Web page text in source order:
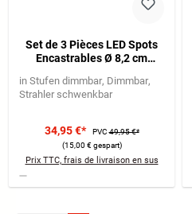
Set de 3 Pièces LED Spots
Encastrables Ø 8,2 cm
in Stufen dimmbar Dimmbar
Strahler schwenkbar
34,95 €* PVC49,95 €*
(15,00 € gespart)
Prix TTC, frais de livraison en sus